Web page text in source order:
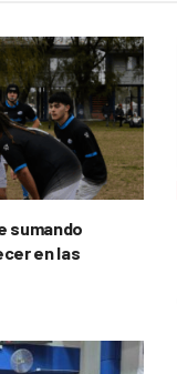
sumando
en las